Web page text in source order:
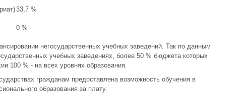
33,7 %
0 %
негосударственных учебных заведений. Так по данным
учебных заведениях, более 50 % бюджета которых
100 % - на всех уровнях образования.
гражданам предоставлена возможность обучения в
образования за плату.